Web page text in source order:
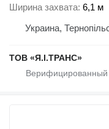
Ширина захвата 6,1 м
Украина,
ТОВ «Я.І.ТРАНС»